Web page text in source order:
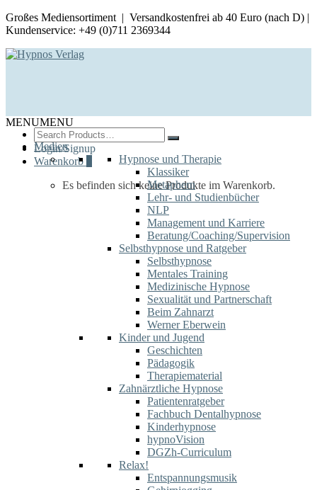
Großes Mediensortiment | Versandkostenfrei ab 40 Euro (nach D) |
Kundenservice: +49 (0)711 2369344
Search
for:
Login/Signup
Warenkorb
Es befinden sich keine Produkte im Warenkorb.
MENUMENU
Medien
Hypnose und Therapie
Klassiker
Metaphern
Lehr- und Studienbücher
NLP
Management und Karriere
Beratung/Coaching/Supervision
Selbsthypnose und Ratgeber
Selbsthypnose
Mentales Training
Medizinische Hypnose
Sexualität und Partnerschaft
Beim Zahnarzt
Werner Eberwein
Kinder und Jugend
Geschichten
Pädagogik
Therapiematerial
Zahnärztliche Hypnose
Patientenratgeber
Fachbuch Dentalhypnose
Kinderhypnose
hypnoVision
DGZh-Curriculum
Relax!
Entspannungsmusik